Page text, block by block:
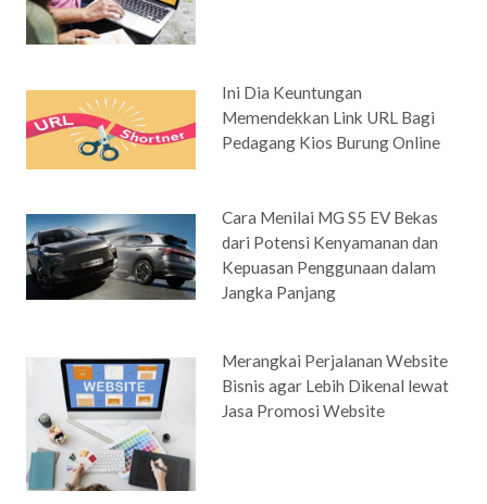
Ini Dia Keuntungan
Memendekkan Link URL Bagi
Pedagang Kios Burung Online
Cara Menilai MG S5 EV Bekas
dari Potensi Kenyamanan dan
Kepuasan Penggunaan dalam
Jangka Panjang
Merangkai Perjalanan Website
Bisnis agar Lebih Dikenal lewat
Jasa Promosi Website